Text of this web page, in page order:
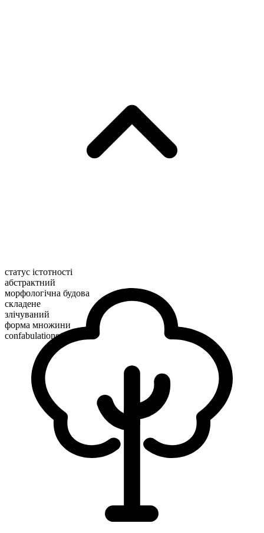
статус істотності
абстрактний
морфологічна будова
складене
злічуваний
форма множини
confabulations